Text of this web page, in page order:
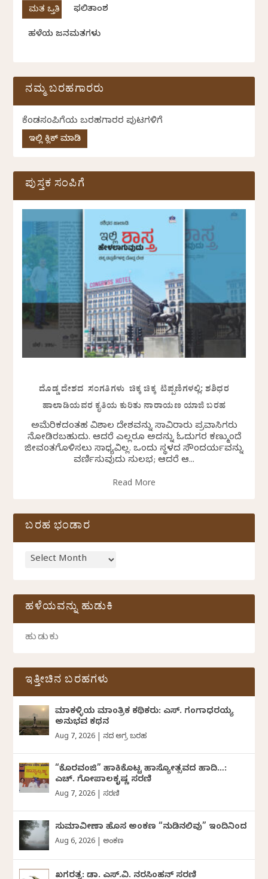
ಫಲಿತಾಂಶ
ಹಳೆಯ ಜನಮತಗಳು
ನಮ್ಮ ಬರಹಗಾರರು
ಕೆಂಡಸಂಪಿಗೆಯ ಬರಹಗಾರರ ಪುಟಗಳಿಗೆ
ಇಲ್ಲಿ ಕ್ಲಿಕ್ ಮಾಡಿ
ಪುಸ್ತಕ ಸಂಪಿಗೆ
ದೊಡ್ಡ ದೇಶದ ಸಂಗತಿಗಳು ಚಿಕ್ಕ ಚಿಕ್ಕ ಟಿಪ್ಪಣಿಗಳಲ್ಲಿ: ಶಶಿಧರ
ಹಾಲಾಡಿಯವರ ಕೃತಿಯ ಕುರಿತು ನಾರಾಯಣ ಯಾಜಿ ಬರಹ
ಅಮೆರಿಕದಂತಹ ವಿಶಾಲ ದೇಶವನ್ನು ಸಾವಿರಾರು ಪ್ರವಾಸಿಗರು
ನೋಡಿರಬಹುದು. ಆದರೆ ಎಲ್ಲರೂ ಅದನ್ನು ಓದುಗರ ಕಣ್ಮುಂದೆ
ಜೀವಂತಗೊಳಿಸಲು ಸಾಧ್ಯವಿಲ್ಲ. ಒಂದು ಸ್ಥಳದ ಸೌಂದರ್ಯವನ್ನು
ವರ್ಣಿಸುವುದು ಸುಲಭ; ಆದರೆ ಆ...
Read More
ಬರಹ ಭಂಡಾರ
ಹಳೆಯವನ್ನು ಹುಡುಕಿ
ಇತ್ತೀಚಿನ ಬರಹಗಳು
ಮಾಕಳ್ಳಿಯ ಮಾಂತ್ರಿಕ ಕಥಿಕರು: ಎಸ್. ಗಂಗಾಧರಯ್ಯ
ಅನುಭವ ಕಥನ
Aug 7, 2026 ದಿನದ ಅಗ್ರ ಬರಹ
“ಕೊರವಂಜಿ” ಹಾಕಿಕೊಟ್ಟ ಹಾಸ್ಯೋತ್ಸವದ ಹಾದಿ…:
ಎಚ್. ಗೋಪಾಲಕೃಷ್ಣ ಸರಣಿ
Aug 7, 2026 ಸರಣಿ
ಸುಮಾವೀಣಾ ಹೊಸ ಅಂಕಣ “ನುಡಿನಲಿವು” ಇಂದಿನಿಂದ
Aug 6, 2026 ಅಂಕಣ
ಖಗರತ್ನ: ಡಾ. ಎಸ್.ವಿ. ನರಸಿಂಹನ್‌‌ ಸರಣಿ